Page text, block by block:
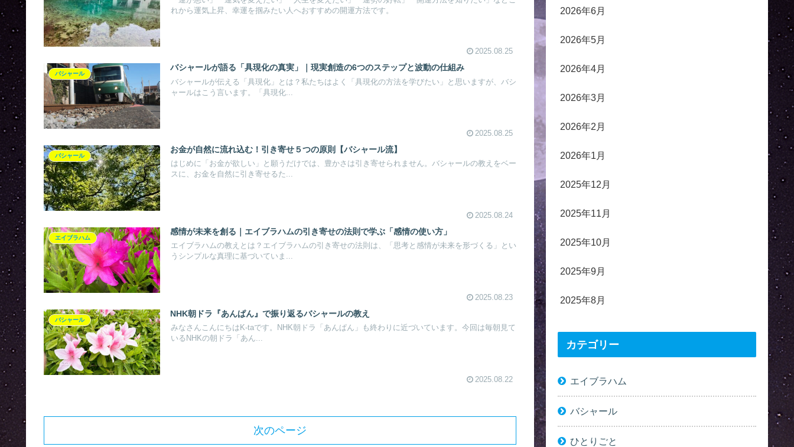
れから運気上昇、幸運を掴みたい人へおすすめの開運方法です。
2025.08.25
バシャール
バシャールが語る「具現化の真実」｜現実創造の6つのステップと波動の仕組み
バシャールが伝える「具現化」とは？私たちはよく「具現化の方法を学びたい」と思いますが、バシ
ャールはこう言います。「具現化...
2025.08.25
バシャール
お金が自然に流れ込む！引き寄せ５つの原則【バシャール流】
はじめに「お金が欲しい」と願うだけでは、豊かさは引き寄せられません。バシャールの教えをベー
スに、お金を自然に引き寄せるた...
2025.08.24
エイブラハム
感情が未来を創る｜エイブラハムの引き寄せの法則で学ぶ「感情の使い方」
エイブラハムの教えとは？エイブラハムの引き寄せの法則は、「思考と感情が未来を形づくる」とい
うシンプルな真理に基づいていま...
2025.08.23
バシャール
NHK朝ドラ『あんぱん』で振り返るバシャールの教え
みなさんこんにちはK-taです。NHK朝ドラ「あんぱん」も終わりに近づいています。今回は毎朝見て
いるNHKの朝ドラ「あん...
2025.08.22
次のページ
2026年6月
2026年5月
2026年4月
2026年3月
2026年2月
2026年1月
2025年12月
2025年11月
2025年10月
2025年9月
2025年8月
カテゴリー
エイブラハム
バシャール
ひとりごと